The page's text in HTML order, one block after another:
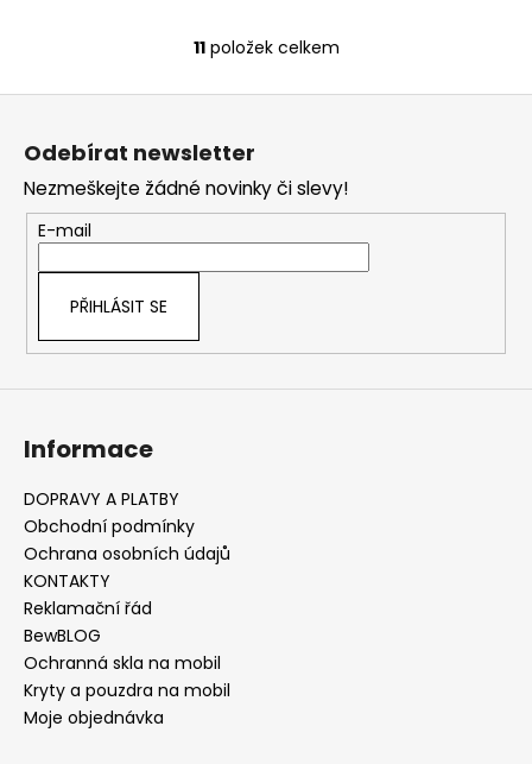
O
v
a
c
í
p
k
v
11položek celkem
Z
Odebírat newsletter
Nezmeškejte žádné novinky či slevy!
E-mail
PŘIHLÁSIT SE
Informace
DOPRAVY A PLATBY
Obchodní podmínky
Ochrana osobních údajů
KONTAKTY
Reklamační řád
BewBLOG
Ochranná skla na mobil
Kryty a pouzdra na mobil
Moje objednávka